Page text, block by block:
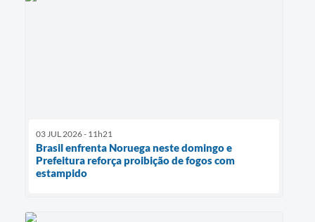
03 JUL 2026 - 11h21
Brasil enfrenta Noruega neste domingo e
Prefeitura reforça proibição de fogos com
estampido